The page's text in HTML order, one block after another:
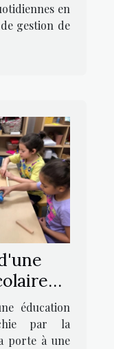
en
gestion de
la
éducation
par la
porte à une